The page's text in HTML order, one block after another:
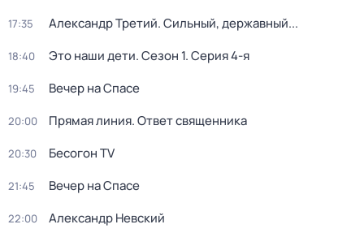
17:35 Александр Третий. Сильный, державный...
18:40 Это наши дети. Сезон 1. Серия 4-я
19:45 Вечер на Спасе
20:00 Прямая линия. Ответ священника
20:30 Бесогон TV
21:45 Вечер на Спасе
22:00 Александр Невский